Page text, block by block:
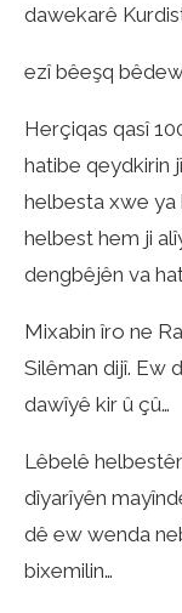
dawekarê
ezî bêeşq
Herçiqas qasî
hatibe qeydkirin
helbesta xwe ya
helbest hem ji
dengbêjên va
Mixabin îro ne
Silêman dijî. Ew
dawîyê kir û çû…
Lêbelê
dîyarîyên
dê ew wenda
bixemilin…